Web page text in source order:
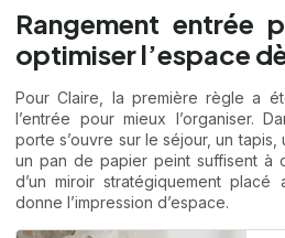
Rangement entrée
optimiser l’espace
Pour Claire, la première règle a
l’entrée pour mieux l’organiser.
porte s’ouvre sur le séjour, un
un pan de papier peint suffisent à
d’un miroir stratégiquement placé
donne l’impression d’espace.